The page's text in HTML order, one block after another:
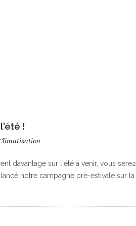
!
davantage sur l'été à venir, vous
notre campagne pré-estivale sur